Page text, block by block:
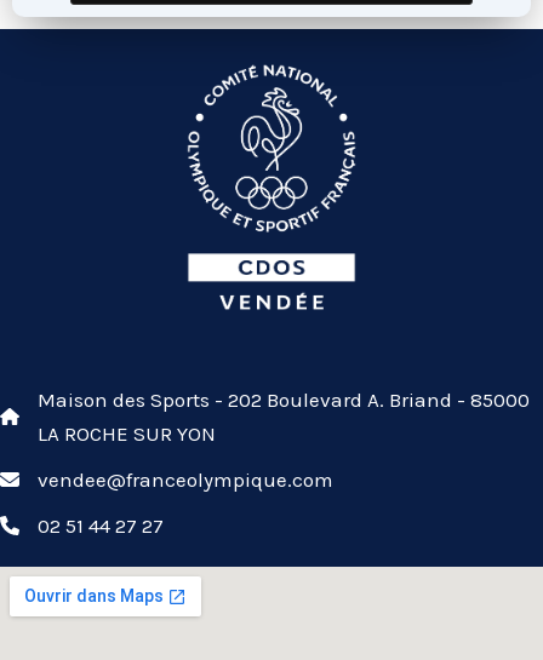
Maison des Sports - 202 Boulevard A. Briand - 85000
LA ROCHE SUR YON
vendee@franceolympique.com
02 51 44 27 27